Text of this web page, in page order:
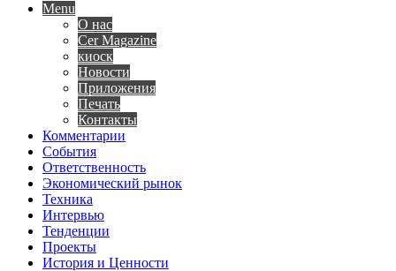
Menu
О нас
Cer Magazine
киоск
Новости
Приложения
Печать
Контакты
Комментарии
События
Ответственность
Экономический рынок
Техника
Интервью
Тенденции
Проекты
История и Ценности